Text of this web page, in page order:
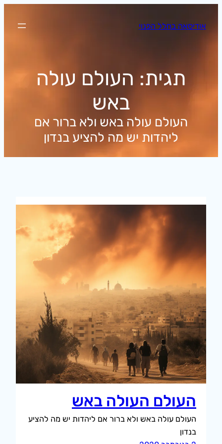
לתוכןאודיסאה בחלל הפנוי
תגית:העולם עולה
באש
העולם עולה באש ולא ברור אם
ליהדות יש מה להציע בנדון
העולם העולה באש
העולם עולה באש ולא ברור אם ליהדות יש מה להציע
בנדון